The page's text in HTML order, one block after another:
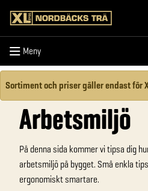
Meny
Meny
Sortiment och priser gäller endast för
Arbetsmiljö
På denna sida kommer vi tipsa dig
arbetsmiljö på bygget. Små enkla
ergonomiskt smartare.